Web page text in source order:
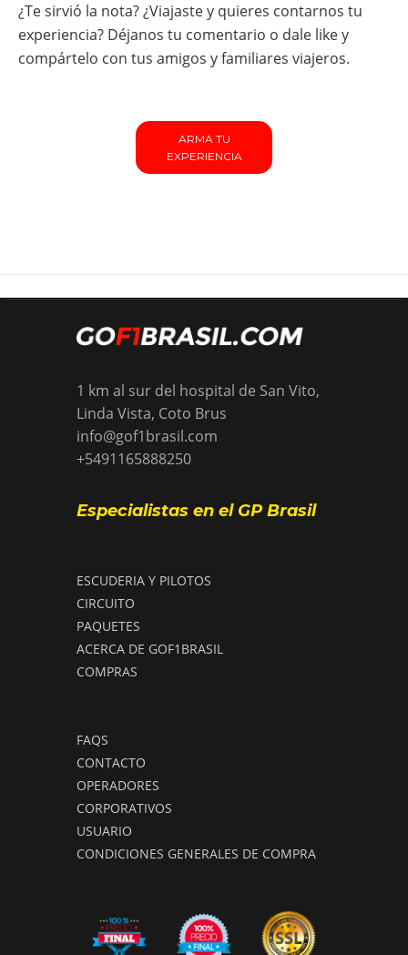
¿Te sirvió la nota? ¿Viajaste y quieres contarnos tu
experiencia? Déjanos tu comentario o dale like y
compártelo con tus amigos y familiares viajeros.
ARMA TU
EXPERIENCIA
1 km al sur del hospital de San Vito,
Linda Vista, Coto Brus
info@gof1brasil.com
+5491165888250
Especialistas en el GP Brasil
ESCUDERIA Y PILOTOS
CIRCUITO
PAQUETES
ACERCA DE GOF1BRASIL
COMPRAS
FAQS
CONTACTO
OPERADORES
CORPORATIVOS
USUARIO
CONDICIONES GENERALES DE COMPRA